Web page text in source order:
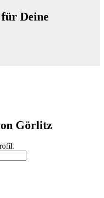
Deine
Görlitz